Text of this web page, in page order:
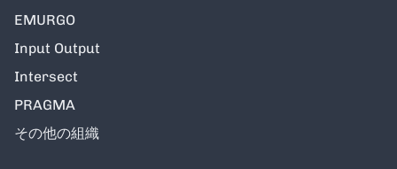
EMURGO
Input Output
Intersect
PRAGMA
その他の組織